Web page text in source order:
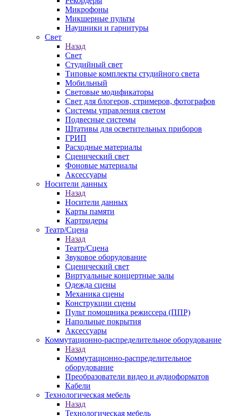
Микрофоны
Микшерные пульты
Наушники и гарнитуры
Свет
Назад
Свет
Студийный свет
Типовые комплекты студийного света
Мобильный
Световые модификаторы
Свет для блогеров, стримеров, фотографов
Системы управления светом
Подвесные системы
Штативы для осветительных приборов
ГРИП
Расходные материалы
Сценический свет
Фоновые материалы
Аксессуары
Носители данных
Назад
Носители данных
Карты памяти
Картридеры
Театр/Сцена
Назад
Театр/Сцена
Звуковое оборудование
Сценический свет
Виртуальные концертные залы
Одежда сцены
Механика сцены
Конструкции сцены
Пульт помощника режиссера (ППР)
Напольные покрытия
Аксессуары
Коммутационно-распределительное оборудование
Назад
Коммутационно-распределительное
оборудование
Преобразователи видео и аудиоформатов
Кабели
Технологическая мебель
Назад
Технологическая мебель